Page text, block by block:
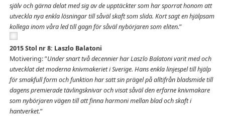
själv och gärna delat med sig av de upptäckter som har sporrat honom att
utveckla nya enkla lösningar till såväl skaft som slida. Kort sagt en hjälpsam
kollega inom våra led till gagn för såväl nybörjaren som eliten.”
2015 Stol nr 8: Laszlo Balatoni
Motivering: ”Under snart två decennier har Laszlo Balatoni varit med och
utvecklat det moderna knivmakeriet i Sverige. Hans enkla linjespel till hjälp
för smakfull form och funktion har satt sin prägel på alltifrån bladsmide till
dagens premierade tävlingsknivar och visat såväl den erfarne knivmakare
som nybörjaren vägen till att finna harmoni mellan blad och skaft i
hantverket.”